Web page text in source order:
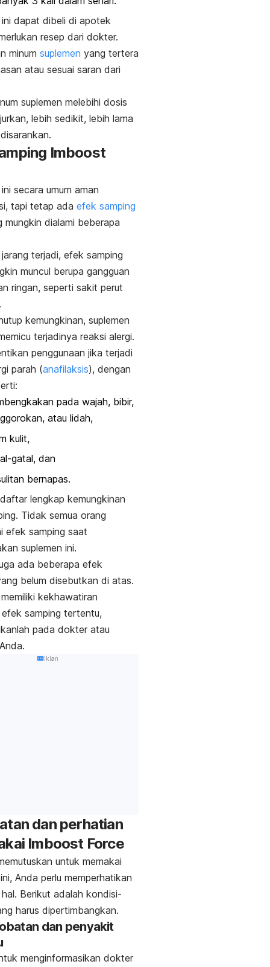
ini dapat dibeli di apotek
resep dari dokter.
minum suplemen yang tertera
atau sesuai saran dari
suplemen melebihi dosis
lebih sedikit, lebih lama
Imboost
secara umum aman
tapi tetap ada efek samping
dialami beberapa
terjadi, efek samping
muncul berupa gangguan
ringan, seperti sakit perut
kemungkinan, suplemen
terjadinya reaksi alergi.
penggunaan jika terjadi
parah (anafilaksis), dengan
pada wajah, bibir,
atau lidah,
kulit,
gatal, dan
bernapas.
lengkap kemungkinan
Tidak semua orang
efek samping saat
suplemen ini.
ada beberapa efek
belum disebutkan di atas.
kekhawatiran
efek samping tertentu,
pada dokter atau
Iklan
dan perhatian
Imboost Force
untuk memakai
Anda perlu memperhatikan
Berikut adalah kondisi-
harus dipertimbangkan.
dan penyakit
menginformasikan dokter